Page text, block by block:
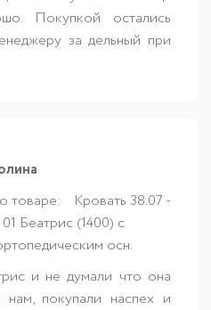
Покупкой остались
за дельный при
товаре:
Кровать 38.07 -
01 Беатрис (1400) с
осн.
и не думали что она
нам, покупали наспех и